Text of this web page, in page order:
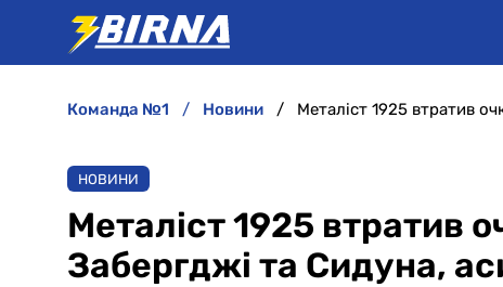
команда №1 новини
НОВИНИ
Металіст 1925 втратив
Забергджі та Сидуна,